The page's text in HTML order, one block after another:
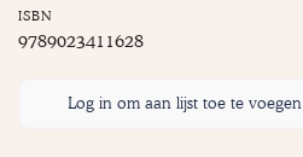
ISBN
9789023411628
Log in om aan lijst toe te voegen